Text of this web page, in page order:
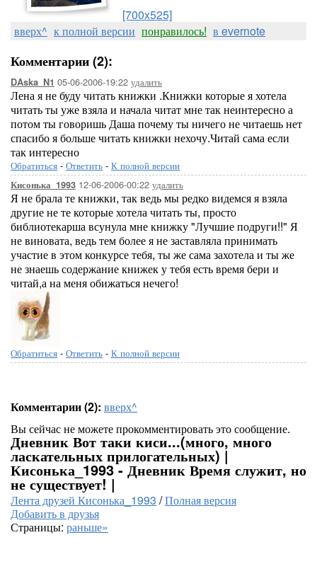
[700x525]
вверх^ к полной версии понравилось! в evernote
Комментарии (2):
DAska_N1 05-06-2006-19:22 удалить
Лена я не буду читать книжки .Книжки которые я хотела
читать ты уже взяла и начала читат мне так неинтересно а
потом ты говоришь Даша почему ты ничего не читаешь нет
спасибо я больше читать книжки нехочу.Читай сама если
так интересно
Обратиться - Ответить - К полной версии
Кисонька_1993 12-06-2006-00:22 удалить
Я не брала те книжки, так ведь мы редко видемся я взяла
другие не те которые хотела читать ты, просто
библиотекарша всунула мне книжку "Лучшие подруги!!" Я
не виновата, ведь тем более я не заставляла принимать
участие в этом конкурсе тебя, ты же сама захотела и ты же
не знаешь содержание книжек у тебя есть время бери и
читай,а на меня обижаться нечего!
Обратиться - Ответить - К полной версии
Комментарии (2): вверх^
Вы сейчас не можете прокомментировать это сообщение.
Дневник Вот таки киси...(много, много
ласкательных прилогательных) |
Кисонька_1993 - Дневник Время служит, но
не существует! |
Лента друзей Кисонька_1993 /Полная версия
Добавить в друзья
Страницы: раньше»